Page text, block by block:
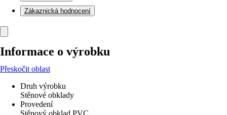
Zákaznická hodnocení
Informace o výrobku
Přeskočit oblast
Druh výrobku
Stěnové obklady
Provedení
Stěnový obklad PVC